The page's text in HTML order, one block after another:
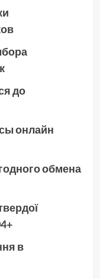
до
онлайн
обмена
в